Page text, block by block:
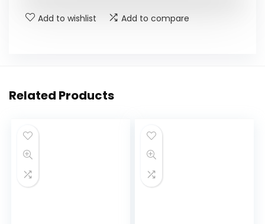
Add to wishlist Add to compare
Related Products